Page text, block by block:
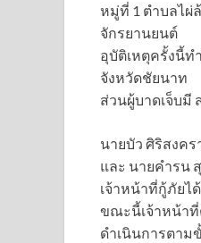
หมู่ที่ 1 ตำบลไผ่
จักรยานยนต์
อุบัติเหตุครั้งนี้ท
จังหวัดชัยนาท
ส่วนผู้บาดเจ็บมี
นายบัว ศิริสงคร
และ นายคำรน
เจ้าหน้าที่กู้ภัยไ
ขณะนี้เจ้าหน้าที่
ดำเนินการตา